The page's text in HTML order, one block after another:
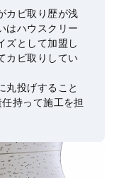
カビ取り歴が浅
はハウスクリー
ズとして加盟し
カビ取りしてい
丸投げすること
持って施工を担